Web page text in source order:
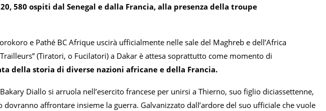
580 ospiti dal Senegal e dalla Francia, alla presenza della troupe
e Pathé BC Afrique uscirà ufficialmente nelle sale del Maghreb e dell’Africa
(Tiratori, o Fucilatori) a Dakar è attesa soprattutto come momento di
della storia di diverse nazioni africane e della Francia.
Diallo si arruola nell’esercito francese per unirsi a Thierno, suo figlio diciassettenne,
affrontare insieme la guerra. Galvanizzato dall’ardore del suo ufficiale che vuole